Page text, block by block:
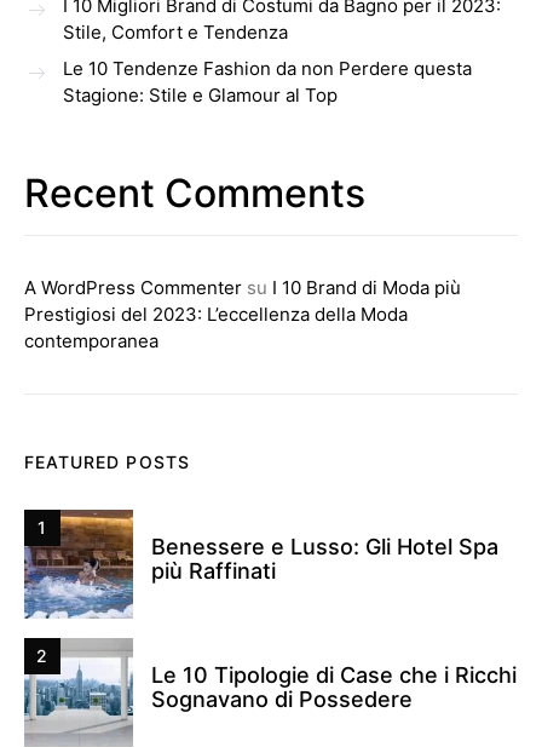
I 10 Migliori Brand di Costumi da Bagno per il 2023:
Stile, Comfort e Tendenza
Le 10 Tendenze Fashion da non Perdere questa
Stagione: Stile e Glamour al Top
Recent Comments
A WordPress Commenter su I 10 Brand di Moda più
Prestigiosi del 2023: L’eccellenza della Moda
contemporanea
FEATURED POSTS
1
Benessere e Lusso: Gli Hotel Spa
più Raffinati
2
Le 10 Tipologie di Case che i Ricchi
Sognavano di Possedere